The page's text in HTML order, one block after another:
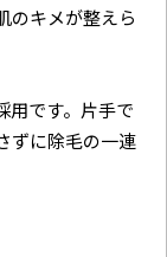
のキメが整えら
用です。片手で
ずに除毛の一連